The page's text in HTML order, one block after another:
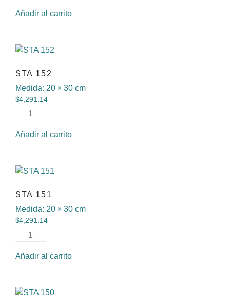
Añadir al carrito
STA 152
Medida: 20 × 30 cm
$4,291.14
Añadir al carrito
STA 151
Medida: 20 × 30 cm
$4,291.14
Añadir al carrito